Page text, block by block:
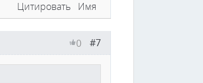
Цитировать Имя
#7
0